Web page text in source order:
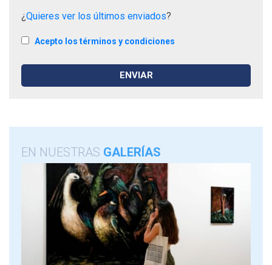
¿Quieres ver los últimos enviados?
Acepto los términos y condiciones
EN NUESTRAS GALERÍAS